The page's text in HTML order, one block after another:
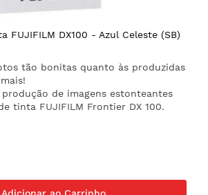
FUJIFILM DX100 - Azul Celeste (SB)
tão bonitas quanto às produzidas
produção de imagens estonteantes
tinta FUJIFILM Frontier DX 100.